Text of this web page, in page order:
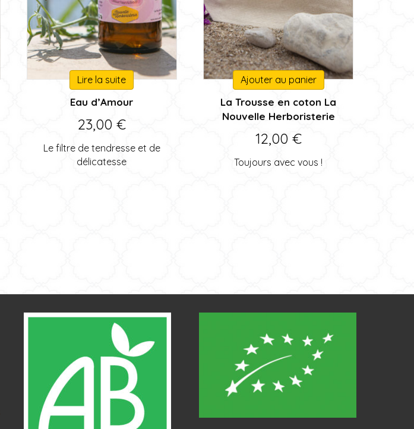
Lire la suite
Eau d’Amour
23,00 €
Le filtre de tendresse et de
délicatesse
Ajouter au panier
La Trousse en coton La
Nouvelle Herboristerie
12,00 €
Toujours avec vous !